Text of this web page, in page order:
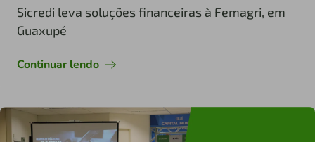
Sicredi leva soluções financeiras à Femagri, em
Guaxupé
Continuar lendo